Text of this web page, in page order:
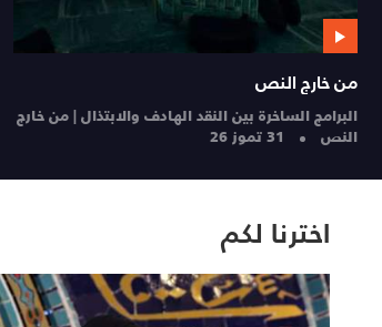
يسألونك عن الإنسان والحياة
يسألونك عن الإنسان والحياة | 28-7-2026
28
تموز 26
اخترنا لكم